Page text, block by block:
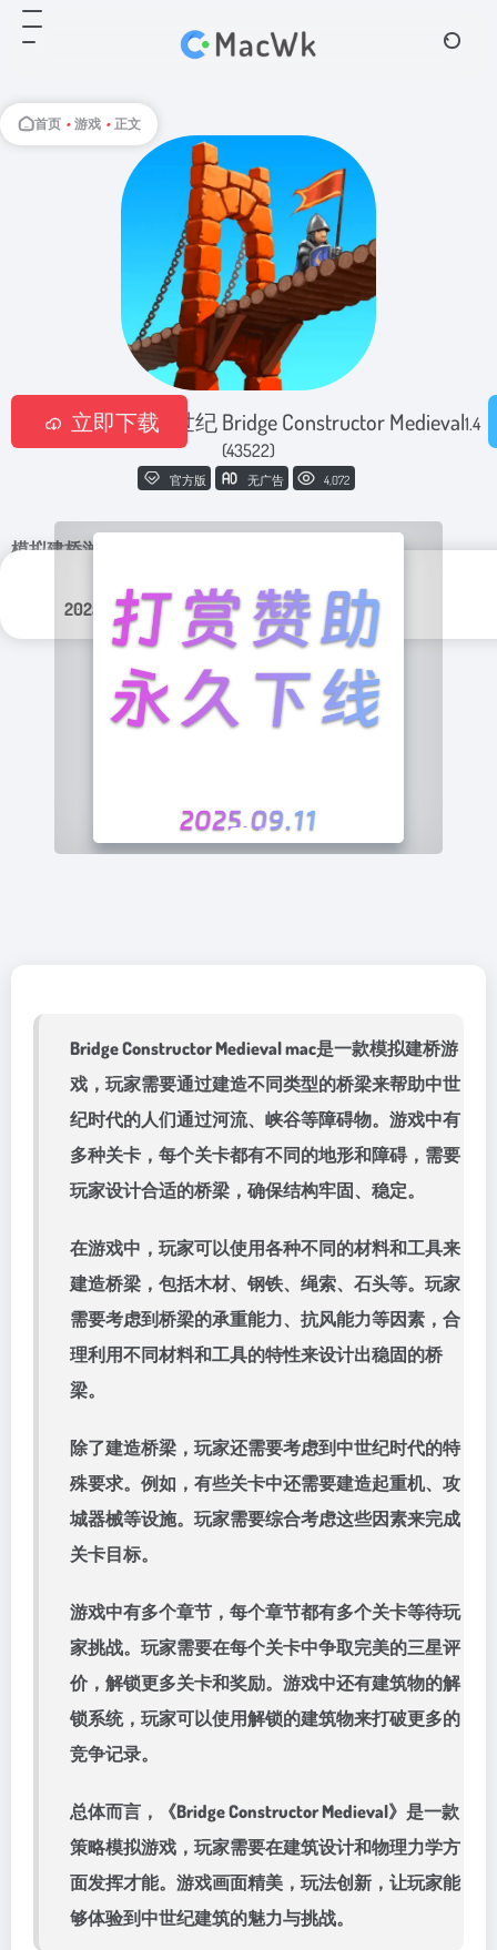
首页 • 游戏 • 正文
桥梁构造师：中世纪 Bridge Constructor Medieval1.4
(43522)
官方版 无广告 4,072
模拟建桥游戏
2025年 3月 18日 游戏
立即下载
Bridge Constructor Medieval mac是一款模拟建桥游
戏，玩家需要通过建造不同类型的桥梁来帮助中世
纪时代的人们通过河流、峡谷等障碍物。游戏中有
多种关卡，每个关卡都有不同的地形和障碍，需要
玩家设计合适的桥梁，确保结构牢固、稳定。
在游戏中，玩家可以使用各种不同的材料和工具来
建造桥梁，包括木材、钢铁、绳索、石头等。玩家
需要考虑到桥梁的承重能力、抗风能力等因素，合
理利用不同材料和工具的特性来设计出稳固的桥
梁。
除了建造桥梁，玩家还需要考虑到中世纪时代的特
殊要求。例如，有些关卡中还需要建造起重机、攻
城器械等设施。玩家需要综合考虑这些因素来完成
关卡目标。
游戏中有多个章节，每个章节都有多个关卡等待玩
家挑战。玩家需要在每个关卡中争取完美的三星评
价，解锁更多关卡和奖励。游戏中还有建筑物的解
锁系统，玩家可以使用解锁的建筑物来打破更多的
竞争记录。
总体而言，《Bridge Constructor Medieval》是一款
策略模拟游戏，玩家需要在建筑设计和物理力学方
面发挥才能。游戏画面精美，玩法创新，让玩家能
够体验到中世纪建筑的魅力与挑战。